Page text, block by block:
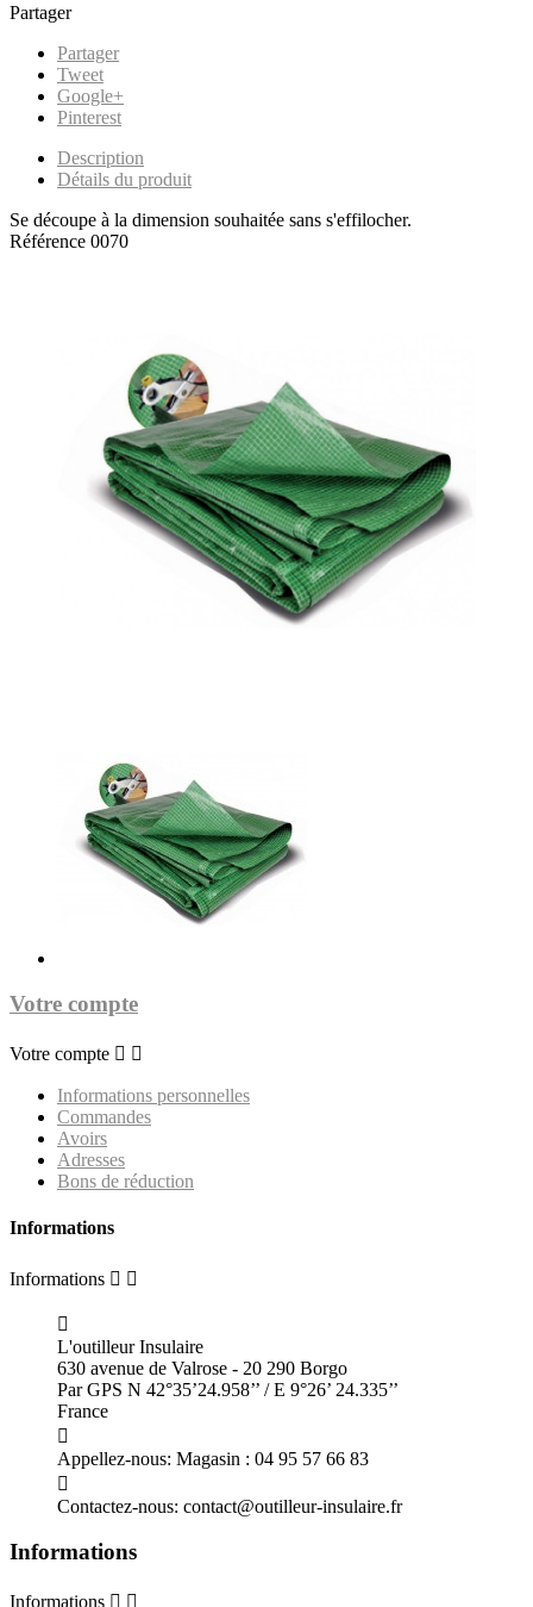
Partager
Partager
Tweet
Google+
Pinterest
Description
Détails du produit
Se découpe à la dimension souhaitée sans s'effilocher.
Référence 0070
Votre compte
Votre compte  
Informations personnelles
Commandes
Avoirs
Adresses
Bons de réduction
Informations
Informations  

L'outilleur Insulaire
630 avenue de Valrose - 20 290 Borgo
Par GPS N 42°35’24.958’’ / E 9°26’ 24.335’’
France

Appellez-nous: Magasin : 04 95 57 66 83

Contactez-nous: contact@outilleur-insulaire.fr
Informations
Informations  